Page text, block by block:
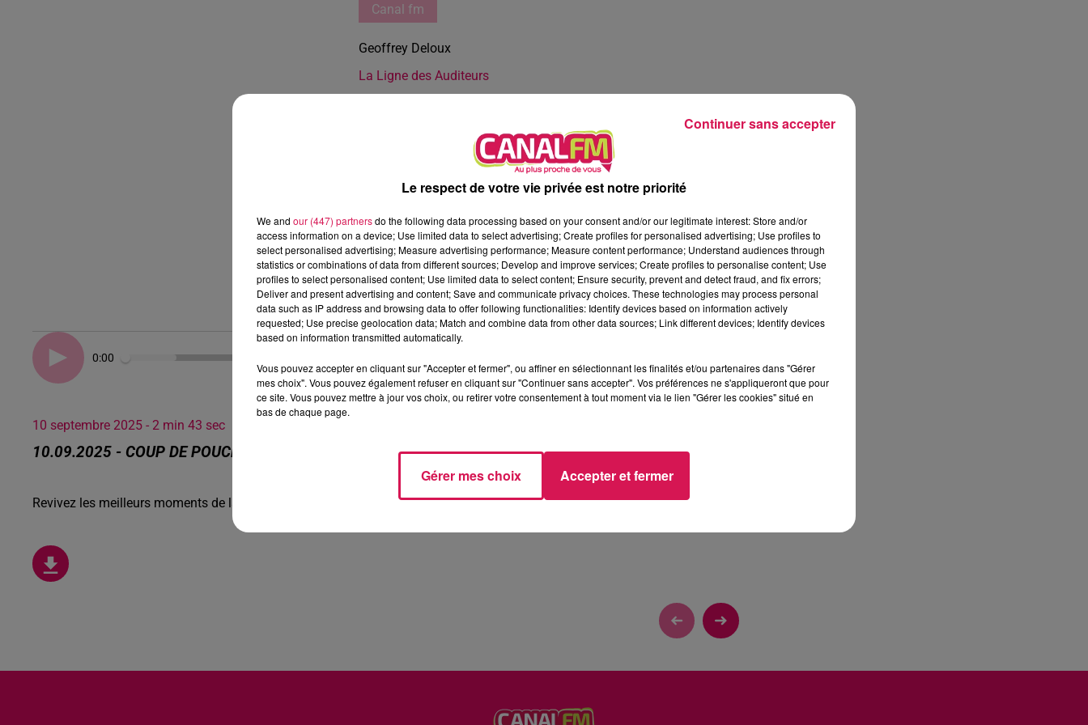
Canal fm
Geoffrey Deloux
La Ligne des Auditeurs
0:00
10 septembre 2025 - 2 min 43 sec
10.09.2025 - COUP DE POUCE, UN JOB ÉTUDIANT POUR OCÉANE( PODCAST)
Revivez les meilleurs moments de la Ligne des Auditeurs
Le respect de votre vie privée est notre priorité
We and our (447) partnersdo the following data processing based on your consent and/or our legitimate interest: Store and/or
access information on a device; Use limited data to select advertising; Create profiles for personalised advertising; Use profiles to
select personalised advertising; Measure advertising performance; Measure content performance; Understand audiences through
statistics or combinations of data from different sources; Develop and improve services; Create profiles to personalise content; Use
profiles to select personalised content; Use limited data to select content; Ensure security, prevent and detect fraud, and fix errors;
Deliver and present advertising and content; Save and communicate privacy choices. These technologies may process personal
data such as IP address and browsing data to offer following functionalities: Identify devices based on information actively
requested; Use precise geolocation data; Match and combine data from other data sources; Link different devices; Identify devices
based on information transmitted automatically.
Vous pouvez accepter en cliquant sur "Accepter et fermer", ou affiner en sélectionnant les finalités et/ou partenaires dans "Gérer
mes choix". Vous pouvez également refuser en cliquant sur "Continuer sans accepter". Vos préférences ne s'appliqueront que pour
ce site. Vous pouvez mettre à jour vos choix, ou retirer votre consentement à tout moment via le lien "Gérer les cookies" situé en
bas de chaque page.
Gérer mes choix Accepter et fermer
Continuer sans accepter